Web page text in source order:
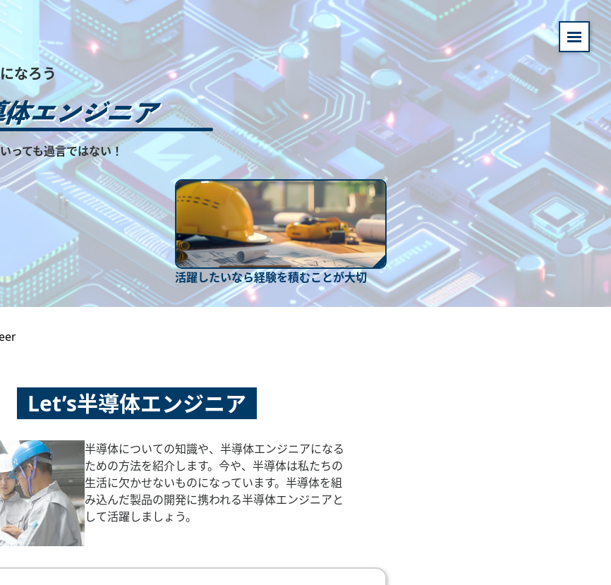
なろう
っても過言ではない！
活躍したいなら経験を積むことが大切
Let’s半導体エンジニア
半導体についての知識や、半導体エンジニアになる
ための方法を紹介します。今や、半導体は私たちの
生活に欠かせないものになっています。半導体を組
み込んだ製品の開発に携われる半導体エンジニアと
して活躍しましょう。